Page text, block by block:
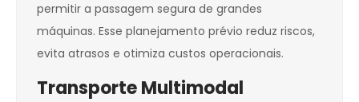
permitir a passagem segura de grandes
máquinas. Esse planejamento prévio reduz riscos,
evita atrasos e otimiza custos operacionais.
Transporte Multimodal